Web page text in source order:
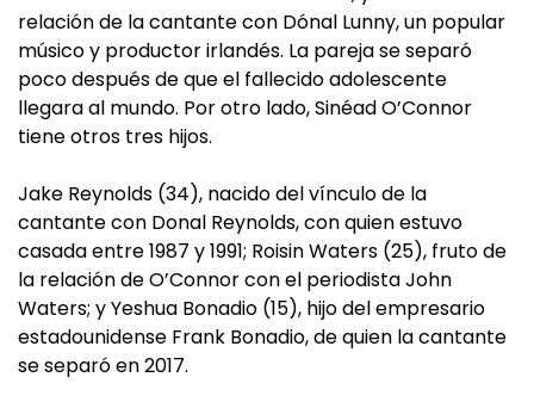
relación de la cantante con Dónal Lunny, un popular
músico y productor irlandés. La pareja se separó
poco después de que el fallecido adolescente
llegara al mundo. Por otro lado, Sinéad O’Connor
tiene otros tres hijos.
Jake Reynolds (34), nacido del vínculo de la
cantante con Donal Reynolds, con quien estuvo
casada entre 1987 y 1991; Roisin Waters (25), fruto de
la relación de O’Connor con el periodista John
Waters; y Yeshua Bonadio (15), hijo del empresario
estadounidense Frank Bonadio, de quien la cantante
se separó en 2017.